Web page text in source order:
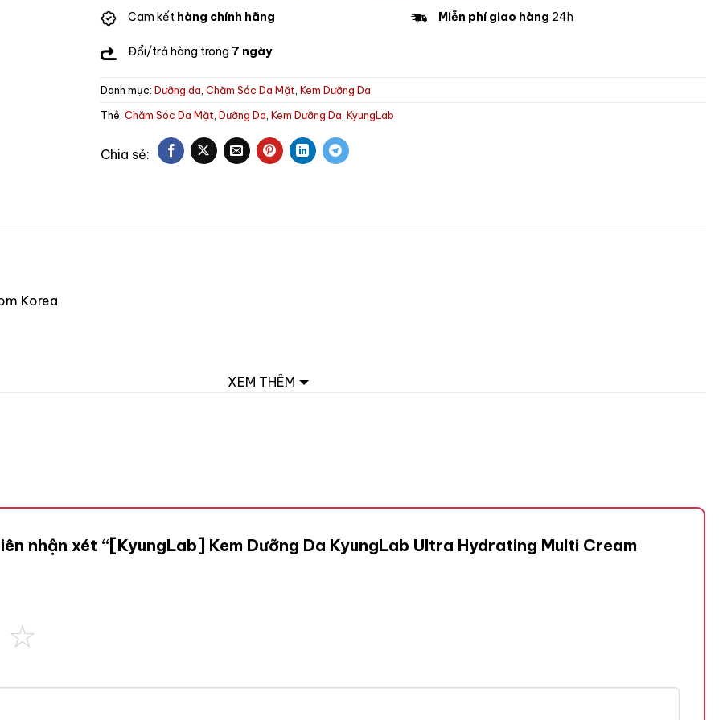
Cam kết hàng chính hãng Miễn phí giao hàng 24h
Đổi/trả hàng trong 7 ngày
Danh mục:Dưỡng da,Chăm Sóc Da Mặt,Kem Dưỡng Da
Thẻ:Chăm Sóc Da Mặt,Dưỡng Da,Kem Dưỡng Da,KyungLab
Korea
XEM THÊM
nhận xét “[KyungLab] Kem Dưỡng Da KyungLab Ultra Hydrating Multi Cream